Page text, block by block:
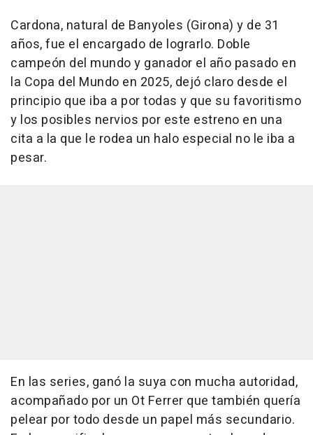
Cardona, natural de Banyoles (Girona) y de 31
años, fue el encargado de lograrlo. Doble
campeón del mundo y ganador el año pasado en
la Copa del Mundo en 2025, dejó claro desde el
principio que iba a por todas y que su favoritismo
y los posibles nervios por este estreno en una
cita a la que le rodea un halo especial no le iba a
pesar.
En las series, ganó la suya con mucha autoridad,
acompañado por un Ot Ferrer que también quería
pelear por todo desde un papel más secundario.